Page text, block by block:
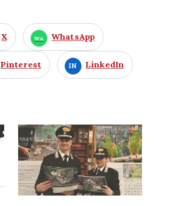
X WhatsApp
Pinterest LinkedIn